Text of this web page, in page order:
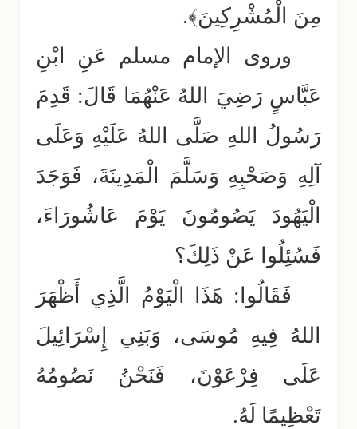
مِنَ الْمُشْرِكِينَ﴾.
وروى الإمام مسلم عَنِ ابْنِ
عَبَّاسٍ رَضِيَ اللهُ عَنْهُمَا قَالَ: قَدِمَ
رَسُولُ اللهِ صَلَّى اللهُ عَلَيْهِ وَعَلَى
آلِهِ وَصَحْبِهِ وَسَلَّمَ الْمَدِينَةَ، فَوَجَدَ
الْيَهُودَ يَصُومُونَ يَوْمَ عَاشُورَاءَ،
فَسُئِلُوا عَنْ ذَلِكَ؟
فَقَالُوا: هَذَا الْيَوْمُ الَّذِي أَظْهَرَ
اللهُ فِيهِ مُوسَى، وَبَنِي إِسْرَائِيلَ
عَلَى فِرْعَوْنَ، فَنَحْنُ نَصُومُهُ
تَعْظِيمًا لَهُ.